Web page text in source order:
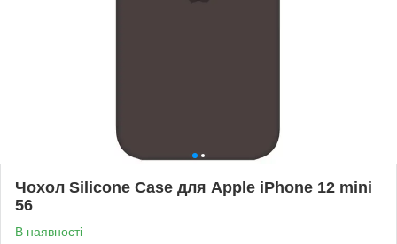
Чохол Silicone Case для Apple iPhone 12 mini
56
В наявності